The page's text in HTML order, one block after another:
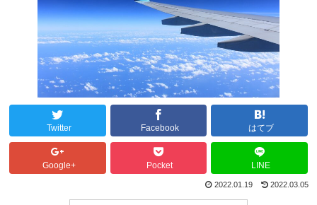
Twitter Facebook はてブ
Google+ Pocket LINE
2022.01.19 2022.03.05